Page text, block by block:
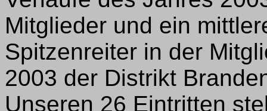
Mitglieder und ein
Spitzenreiter in der
2003 der Distrikt
Unseren 26 Eintritten